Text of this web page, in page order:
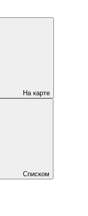
На карте
Списком